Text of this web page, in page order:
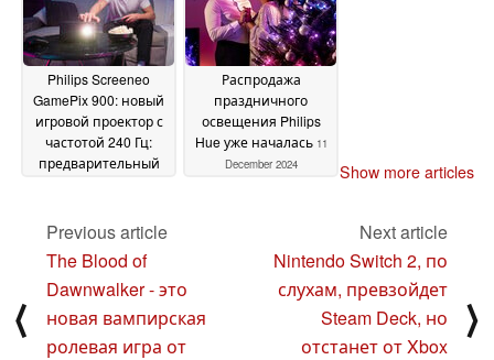
Philips Screeneo
GamePix 900: новый
игровой проектор с
частотой 240 Гц:
предварительный
2024
Распродажа
праздничного
освещения Philips
Hue уже началась 11
December 2024
Show more articles
⟨
Previous article
The Blood of
Dawnwalker - это
новая вампирская
ролевая игра от
Next article
Nintendo Switch 2, по
слухам, превзойдет
Steam Deck, но
отстанет от Xbox
⟩